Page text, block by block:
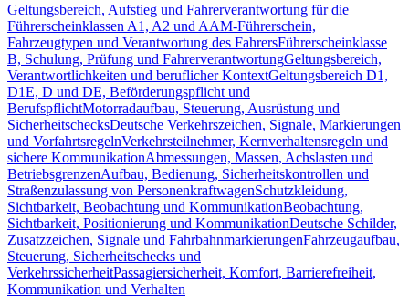
Geltungsbereich, Aufstieg und Fahrerverantwortung für die
Führerscheinklassen A1, A2 und AAM-Führerschein,
Fahrzeugtypen und Verantwortung des FahrersFührerscheinklasse
B, Schulung, Prüfung und FahrerverantwortungGeltungsbereich,
Verantwortlichkeiten und beruflicher KontextGeltungsbereich D1,
D1E, D und DE, Beförderungspflicht und
BerufspflichtMotorradaufbau, Steuerung, Ausrüstung und
SicherheitschecksDeutsche Verkehrszeichen, Signale, Markierungen
und VorfahrtsregelnVerkehrsteilnehmer, Kernverhaltensregeln und
sichere KommunikationAbmessungen, Massen, Achslasten und
BetriebsgrenzenAufbau, Bedienung, Sicherheitskontrollen und
Straßenzulassung von PersonenkraftwagenSchutzkleidung,
Sichtbarkeit, Beobachtung und KommunikationBeobachtung,
Sichtbarkeit, Positionierung und KommunikationDeutsche Schilder,
Zusatzzeichen, Signale und FahrbahnmarkierungenFahrzeugaufbau,
Steuerung, Sicherheitschecks und
VerkehrssicherheitPassagiersicherheit, Komfort, Barrierefreiheit,
Kommunikation und Verhalten